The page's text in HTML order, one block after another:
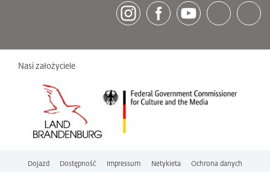
[socialLinksTitle]
Nasi założyciele
Dojazd Dostępność Impressum Netykieta Ochrona danych